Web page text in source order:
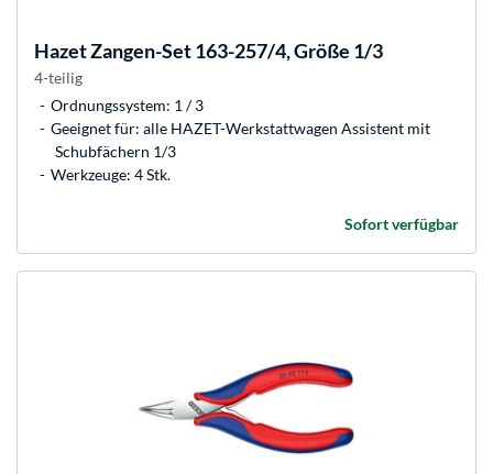
HazetZangen-Set 163-257/4, Größe 1/3
4-teilig
Ordnungssystem: 1 / 3
Geeignet für: alle HAZET-Werkstattwagen Assistent mit
Schubfächern 1/3
Werkzeuge: 4 Stk.
Sofort verfügbar